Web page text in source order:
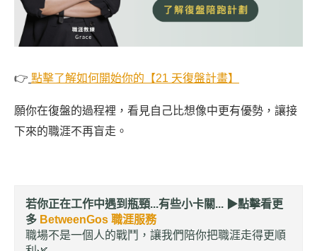
👉 點擊了解如何開始你的【21 天復盤計畫】
願你在復盤的過程裡，看見自己比想像中更有優勢，讓接
下來的職涯不再盲走。
若你正在工作中遇到瓶頸...有些小卡關... ▶︎點擊看更
多 BetweenGos 職涯服務
職場不是一個人的戰鬥，讓我們陪你把職涯走得更順